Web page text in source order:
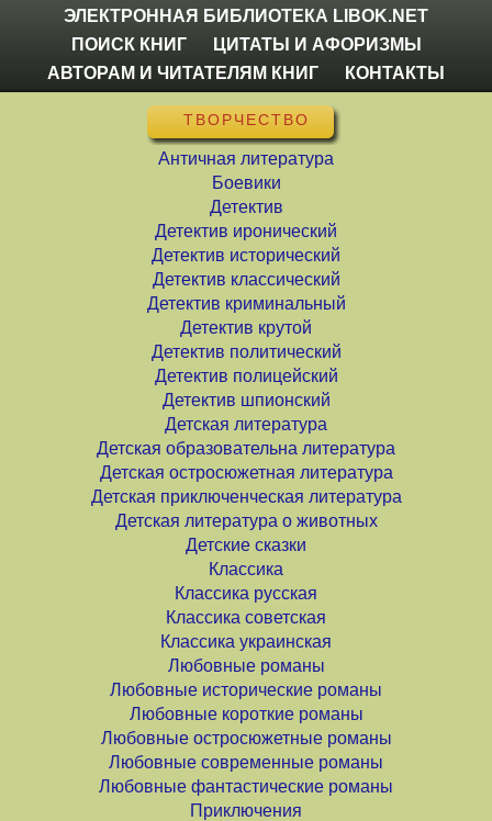
ЭЛЕКТРОННАЯ БИБЛИОТЕКА LIBOK.NET
ПОИСК КНИГ
ЦИТАТЫ И АФОРИЗМЫ
АВТОРАМ И ЧИТАТЕЛЯМ КНИГ
КОНТАКТЫ
ТВОРЧЕСТВО
Античная литература
Боевики
Детектив
Детектив иронический
Детектив исторический
Детектив классический
Детектив криминальный
Детектив крутой
Детектив политический
Детектив полицейский
Детектив шпионский
Детская литература
Детская образовательна литература
Детская остросюжетная литература
Детская приключенческая литература
Детская литература о животных
Детские сказки
Классика
Классика русская
Классика советская
Классика украинская
Любовные романы
Любовные исторические романы
Любовные короткие романы
Любовные остросюжетные романы
Любовные современные романы
Любовные фантастические романы
Приключения